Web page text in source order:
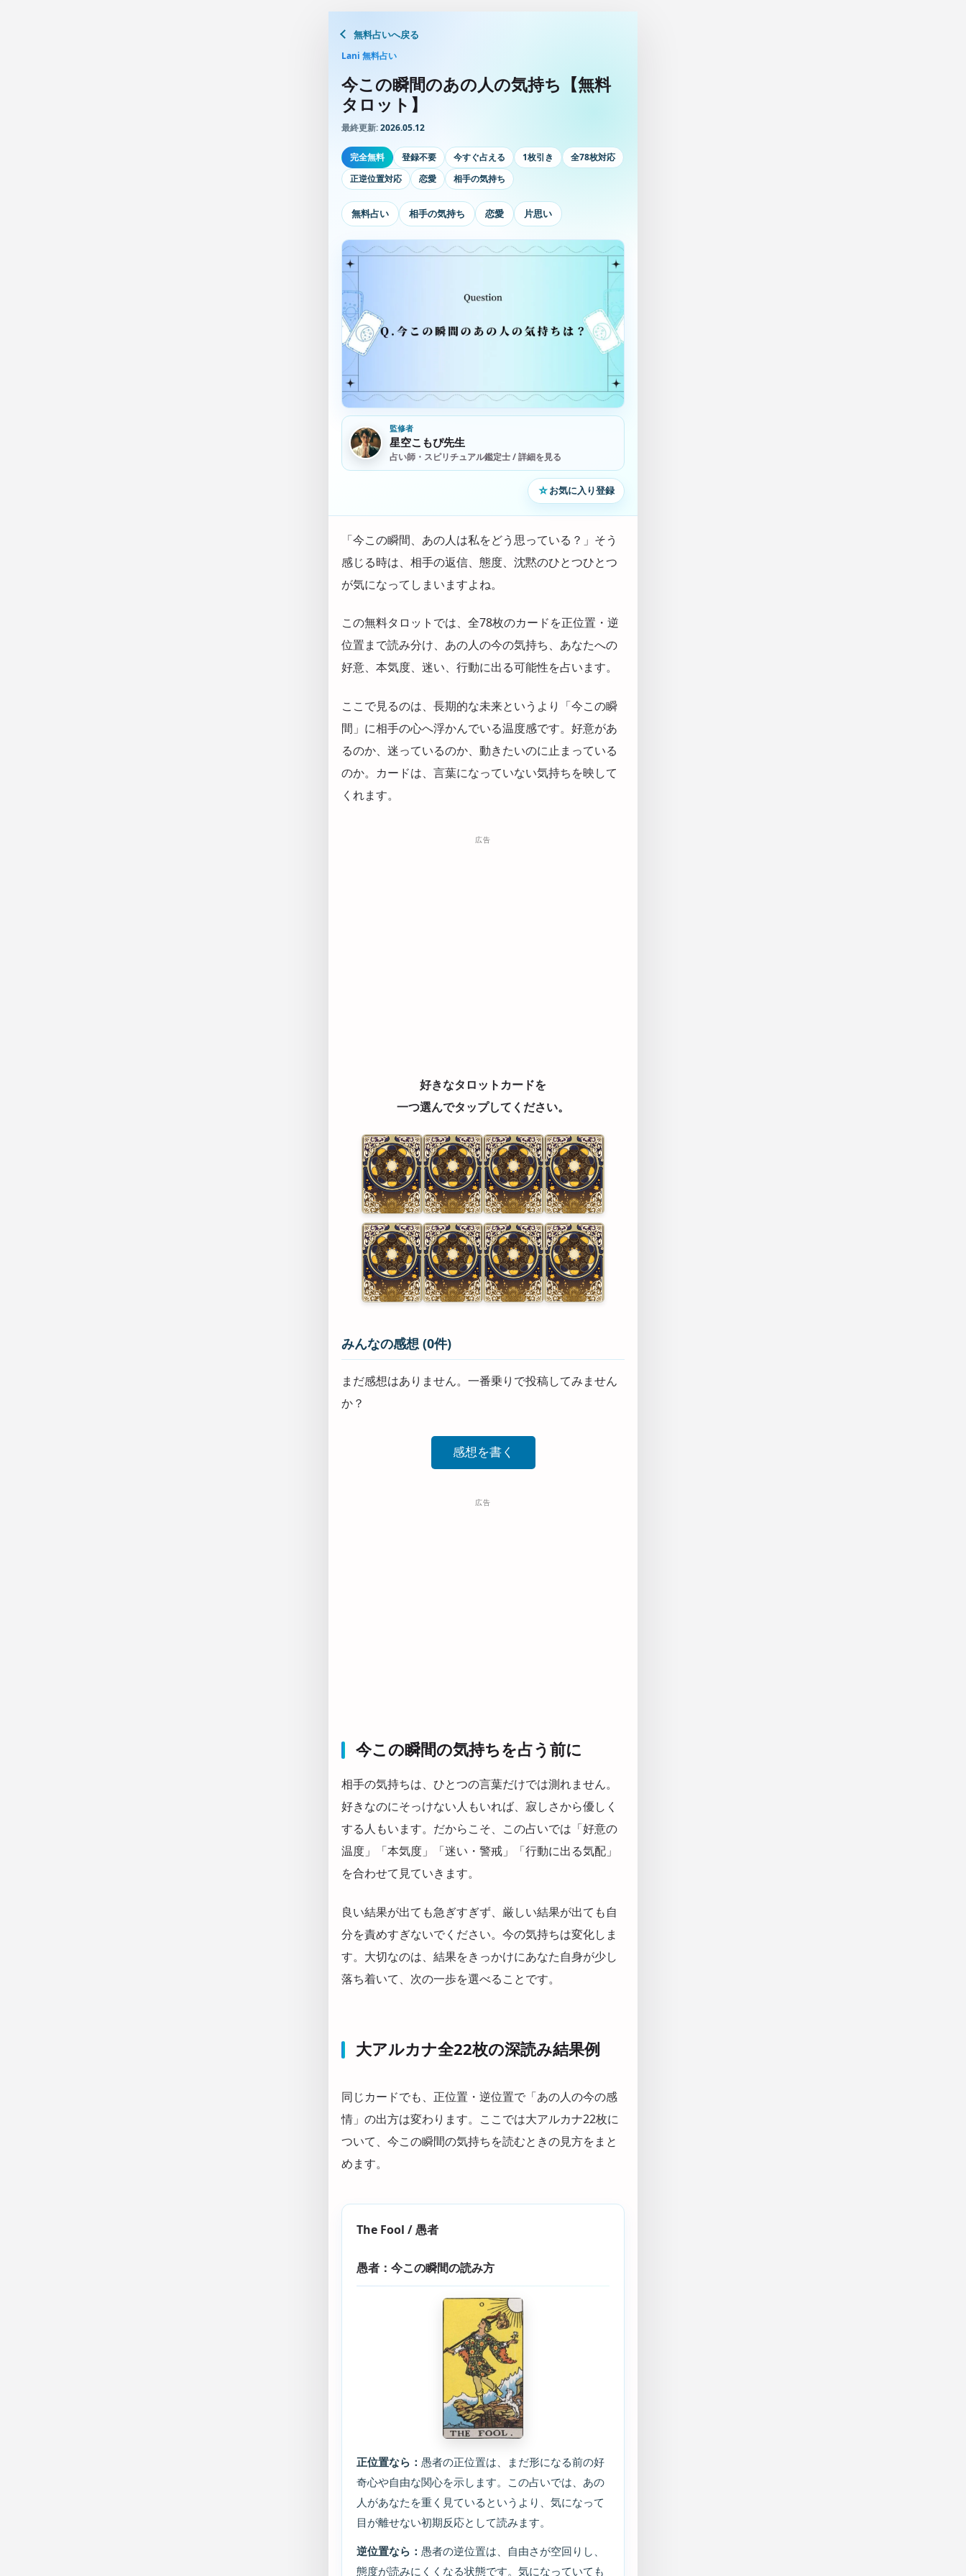
無料占いへ戻る
Lani 無料占い
今この瞬間のあの人の気持ち【無料
タロット】
最終更新:2026.05.12
完全無料 登録不要 今すぐ占える 1枚引き
全78枚対応
正逆位置対応
恋愛 相手の気持ち
無料占い 相手の気持ち 恋愛 片思い
監修者
星空こもぴ先生
占い師・スピリチュアル鑑定士 / 詳細を見る
☆お気に入り登録
「今この瞬間、あの人は私をどう思っている？」そう
感じる時は、相手の返信、態度、沈黙のひとつひとつ
が気になってしまいますよね。
この無料タロットでは、全78枚のカードを正位置・逆
位置まで読み分け、あの人の今の気持ち、あなたへの
好意、本気度、迷い、行動に出る可能性を占います。
ここで見るのは、長期的な未来というより「今この瞬
間」に相手の心へ浮かんでいる温度感です。好意があ
るのか、迷っているのか、動きたいのに止まっている
のか。カードは、言葉になっていない気持ちを映して
くれます。
広告
好きなタロットカードを
一つ選んでタップしてください。
みんなの感想 (0件)
まだ感想はありません。一番乗りで投稿してみません
か？
感想を書く
広告
今この瞬間の気持ちを占う前に
相手の気持ちは、ひとつの言葉だけでは測れません。
好きなのにそっけない人もいれば、寂しさから優しく
する人もいます。だからこそ、この占いでは「好意の
温度」「本気度」「迷い・警戒」「行動に出る気配」
を合わせて見ていきます。
良い結果が出ても急ぎすぎず、厳しい結果が出ても自
分を責めすぎないでください。今の気持ちは変化しま
す。大切なのは、結果をきっかけにあなた自身が少し
落ち着いて、次の一歩を選べることです。
大アルカナ全22枚の深読み結果例
同じカードでも、正位置・逆位置で「あの人の今の感
情」の出方は変わります。ここでは大アルカナ22枚に
ついて、今この瞬間の気持ちを読むときの見方をまと
めます。
The Fool / 愚者
愚者：今この瞬間の読み方
正位置なら： 愚者の正位置は、まだ形になる前の好
奇心や自由な関心を示します。この占いでは、あの
人があなたを重く見ているというより、気になって
目が離せない初期反応として読みます。
逆位置なら： 愚者の逆位置は、自由さが空回りし、
態度が読みにくくなる状態です。気になっていても